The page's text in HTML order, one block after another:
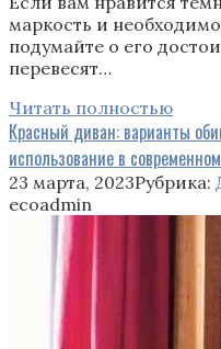
маркость и
подумайте о его
перевесят…
Читать полностью
Красный диван: варианты
использование в
23 марта, 2023Рубрика:
ecoadmin